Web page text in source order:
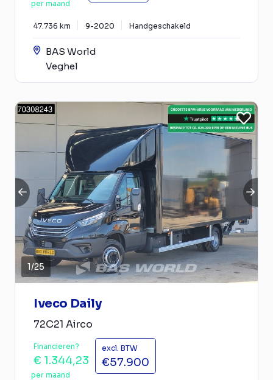
per maand
47.736 km 9-2020 Handgeschakeld
BAS World
Veghel
1/25
Iveco Daily
72C21 Airco
Financieren?
€ 1.344,23
per maand
excl. BTW
€57.900